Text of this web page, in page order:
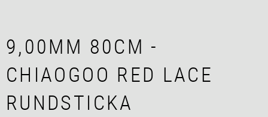
9,00MM 80CM -
CHIAOGOO RED LACE
RUNDSTICKA